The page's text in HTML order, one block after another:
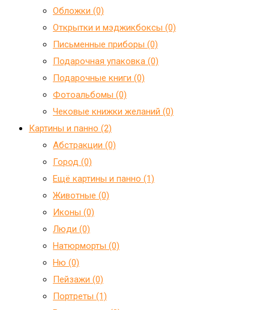
Обложки (0)
Открытки и мэджикбоксы (0)
Письменные приборы (0)
Подарочная упаковка (0)
Подарочные книги (0)
Фотоальбомы (0)
Чековые книжки желаний (0)
Картины и панно (2)
Абстракции (0)
Город (0)
Ещё картины и панно (1)
Животные (0)
Иконы (0)
Люди (0)
Натюрморты (0)
Ню (0)
Пейзажи (0)
Портреты (1)